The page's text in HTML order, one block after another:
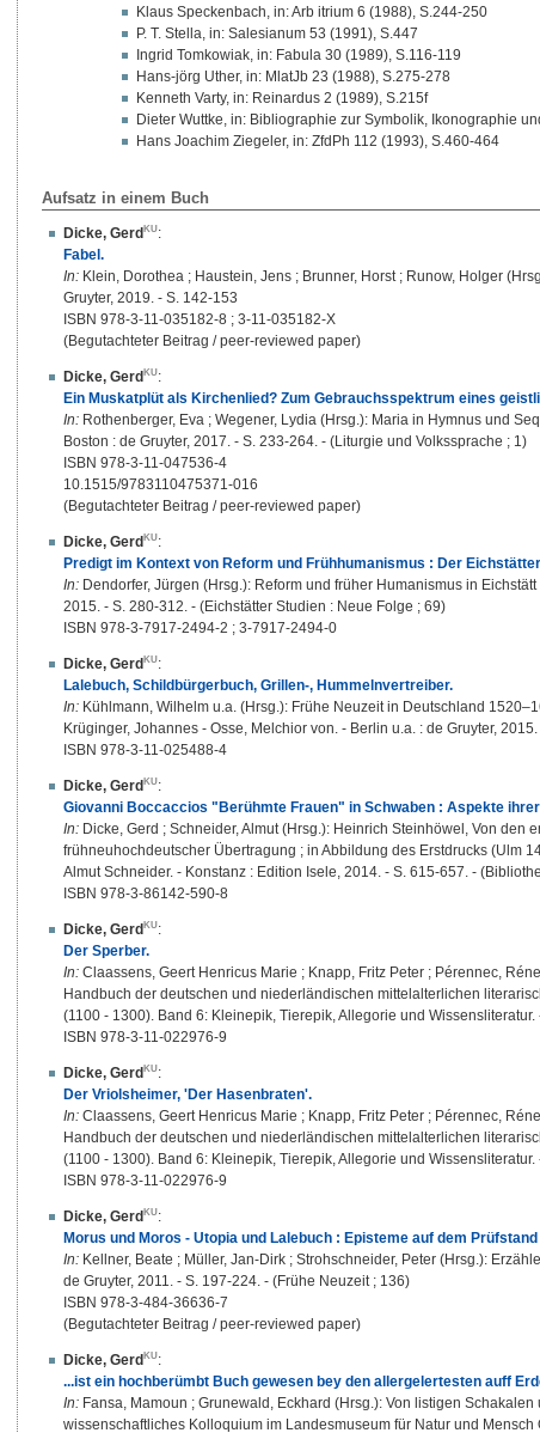
Klaus Speckenbach, in: Arb itrium 6 (1988), S.244-250
P. T. Stella, in: Salesianum 53 (1991), S.447
Ingrid Tomkowiak, in: Fabula 30 (1989), S.116-119
Hans-jörg Uther, in: MlatJb 23 (1988), S.275-278
Kenneth Varty, in: Reinardus 2 (1989), S.215f
Dieter Wuttke, in: Bibliographie zur Symbolik, Ikonographie
Hans Joachim Ziegeler, in: ZfdPh 112 (1993), S.460-464
Aufsatz in einem Buch
Dicke, Gerd
:
Fabel.
In: Klein, Dorothea ; Haustein, Jens ; Brunner, Horst ; Runow, Holger
Gruyter, 2019. - S. 142-153
ISBN 978-3-11-035182-8 ; 3-11-035182-X
(Begutachteter Beitrag / peer-reviewed paper)
Dicke, Gerd
:
Ein Muskatplüt als Kirchenlied? Zum Gebrauchsspektrum eines
In: Rothenberger, Eva ; Wegener, Lydia (Hrsg.): Maria in Hymnus und
Boston : de Gruyter, 2017. - S. 233-264. - (Liturgie und Volkssprache ; 1)
ISBN 978-3-11-047536-4
10.1515/9783110475371-016
(Begutachteter Beitrag / peer-reviewed paper)
Dicke, Gerd
:
Predigt im Kontext von Reform und Frühhumanismus : Der
In: Dendorfer, Jürgen (Hrsg.): Reform und früher Humanismus in
2015. - S. 280-312. - (Eichstätter Studien : Neue Folge ; 69)
ISBN 978-3-7917-2494-2 ; 3-7917-2494-0
Dicke, Gerd
:
Lalebuch, Schildbürgerbuch, Grillen-, Hummelnvertreiber.
In: Kühlmann, Wilhelm u.a. (Hrsg.): Frühe Neuzeit in Deutschland
Krüginger, Johannes - Osse, Melchior von. - Berlin u.a. : de Gruyter,
ISBN 978-3-11-025488-4
Dicke, Gerd
:
Giovanni Boccaccios "Berühmte Frauen" in Schwaben : Aspekte
In: Dicke, Gerd ; Schneider, Almut (Hrsg.): Heinrich Steinhöwel, Von
frühneuhochdeutscher Übertragung ; in Abbildung des Erstdrucks (Ulm
Almut Schneider. - Konstanz : Edition Isele, 2014. - S. 615-657. -
ISBN 978-3-86142-590-8
Dicke, Gerd
:
Der Sperber.
In: Claassens, Geert Henricus Marie ; Knapp, Fritz Peter ; Pérennec,
Handbuch der deutschen und niederländischen mittelalterlichen
(1100 - 1300). Band 6: Kleinepik, Tierepik, Allegorie und
ISBN 978-3-11-022976-9
Dicke, Gerd
:
Der Vriolsheimer, 'Der Hasenbraten'.
In: Claassens, Geert Henricus Marie ; Knapp, Fritz Peter ; Pérennec,
Handbuch der deutschen und niederländischen mittelalterlichen
(1100 - 1300). Band 6: Kleinepik, Tierepik, Allegorie und
ISBN 978-3-11-022976-9
Dicke, Gerd
:
Morus und Moros - Utopia und Lalebuch : Episteme auf dem
In: Kellner, Beate ; Müller, Jan-Dirk ; Strohschneider, Peter (Hrsg.):
de Gruyter, 2011. - S. 197-224. - (Frühe Neuzeit ; 136)
ISBN 978-3-484-36636-7
(Begutachteter Beitrag / peer-reviewed paper)
Dicke, Gerd
:
...ist ein hochberümbt Buch gewesen bey den allergelertesten auff
In: Fansa, Mamoun ; Grunewald, Eckhard (Hrsg.): Von listigen
wissenschaftliches Kolloquium im Landesmuseum für Natur und